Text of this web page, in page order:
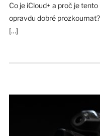
Co je iCloud+ a proč je
opravdu dobré
[…]